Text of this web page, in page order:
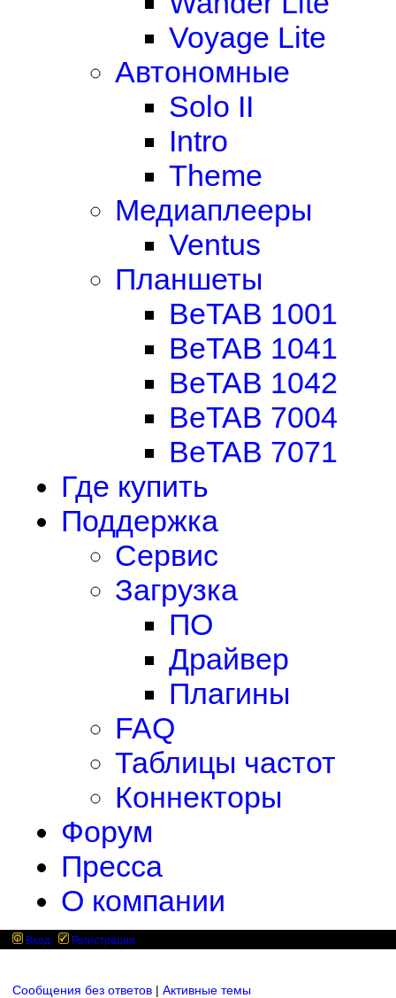
Voyage Lite
Автономные
Solo II
Intro
Theme
Медиаплееры
Ventus
Планшеты
BeTAB 1001
BeTAB 1041
BeTAB 1042
BeTAB 7004
BeTAB 7071
Где купить
Поддержка
Сервис
Загрузка
ПО
Драйвер
Плагины
FAQ
Таблицы частот
Коннекторы
Форум
Пресса
О компании
Вход Регистрация
Сообщения без ответов | Активные темы